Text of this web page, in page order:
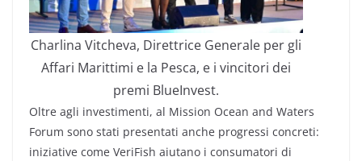
Charlina Vitcheva, Direttrice Generale per gli
Affari Marittimi e la Pesca, e i vincitori dei
premi BlueInvest.
Oltre agli investimenti, al Mission Ocean and Waters
Forum sono stati presentati anche progressi concreti:
iniziative come VeriFish aiutano i consumatori di